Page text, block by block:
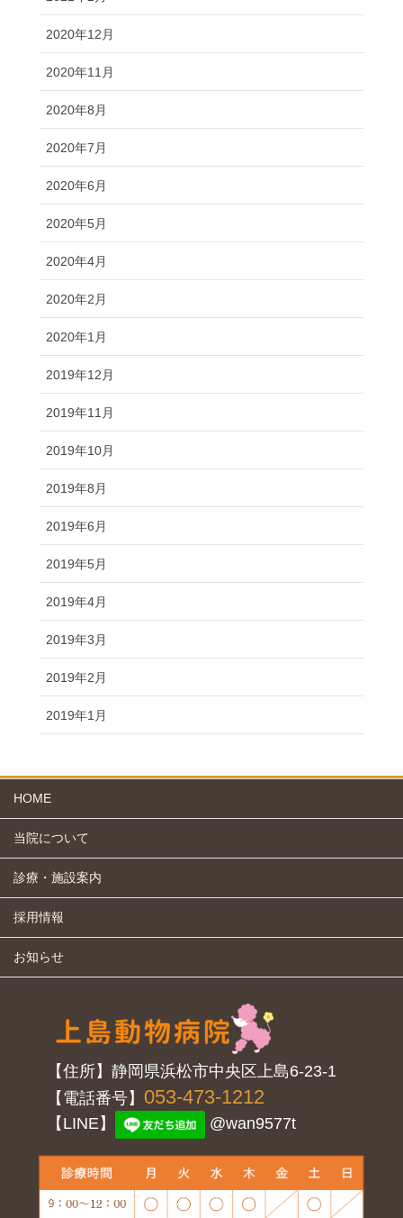
2020年12月
2020年11月
2020年8月
2020年7月
2020年6月
2020年5月
2020年4月
2020年2月
2020年1月
2019年12月
2019年11月
2019年10月
2019年8月
2019年6月
2019年5月
2019年4月
2019年3月
2019年2月
2019年1月
HOME
当院について
診療・施設案内
採用情報
お知らせ
【住所】静岡県浜松市中央区上島6-23-1
【電話番号】 053-473-1212
【LINE】 @wan9577t